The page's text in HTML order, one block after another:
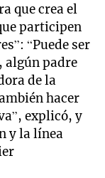
que crea el
participen
“Puede ser
algún padre
de la
hacer
explicó, y
y la línea